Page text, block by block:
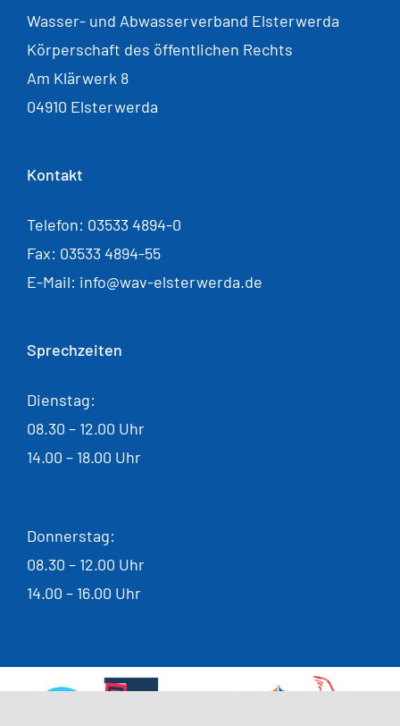
Wasser- und Abwasserverband Elsterwerda
Körperschaft des öffentlichen Rechts
Am Klärwerk 8
04910 Elsterwerda
Kontakt
Telefon: 03533 4894-0
Fax: 03533 4894-55
E-Mail: info@wav-elsterwerda.de
Sprechzeiten
Dienstag:
08.30 – 12.00 Uhr
14.00 – 18.00 Uhr
Donnerstag:
08.30 – 12.00 Uhr
14.00 – 16.00 Uhr